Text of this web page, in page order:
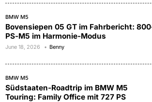
BMW M5
Bovensiepen 05 GT im Fahrbericht:
PS-M5 im Harmonie-Modus
June 18, 2026 Benny
BMW M5
Südstaaten-Roadtrip im BMW M5
Touring: Family Office mit 727 PS